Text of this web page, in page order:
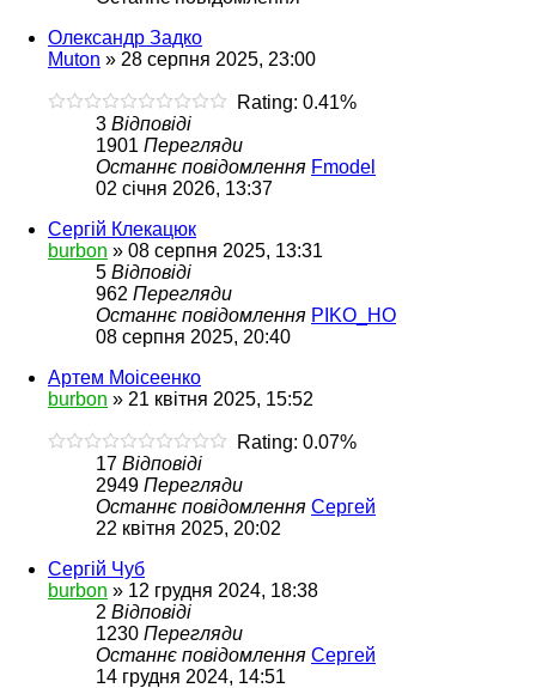
Олександр Задко
Muton » 28 серпня 2025, 23:00
Rating: 0.41%
3 Відповіді
1901 Перегляди
Останнє повідомлення Fmodel
02 січня 2026, 13:37
Сергій Клекацюк
burbon » 08 серпня 2025, 13:31
5 Відповіді
962 Перегляди
Останнє повідомлення PIKO_HO
08 серпня 2025, 20:40
Артем Моісеенко
burbon » 21 квітня 2025, 15:52
Rating: 0.07%
17 Відповіді
2949 Перегляди
Останнє повідомлення Сергей
22 квітня 2025, 20:02
Сергій Чуб
burbon » 12 грудня 2024, 18:38
2 Відповіді
1230 Перегляди
Останнє повідомлення Сергей
14 грудня 2024, 14:51